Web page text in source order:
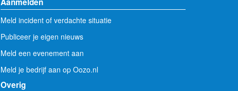
Meld incident of verdachte situatie
Publiceer je eigen nieuws
Meld een evenement aan
Meld je bedrijf aan op Oozo.nl
Overig